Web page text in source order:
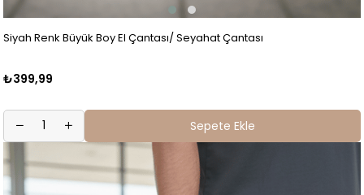
Siyah Renk Büyük Boy El Çantası/ Seyahat Çantası
₺399,99
Sepete Ekle